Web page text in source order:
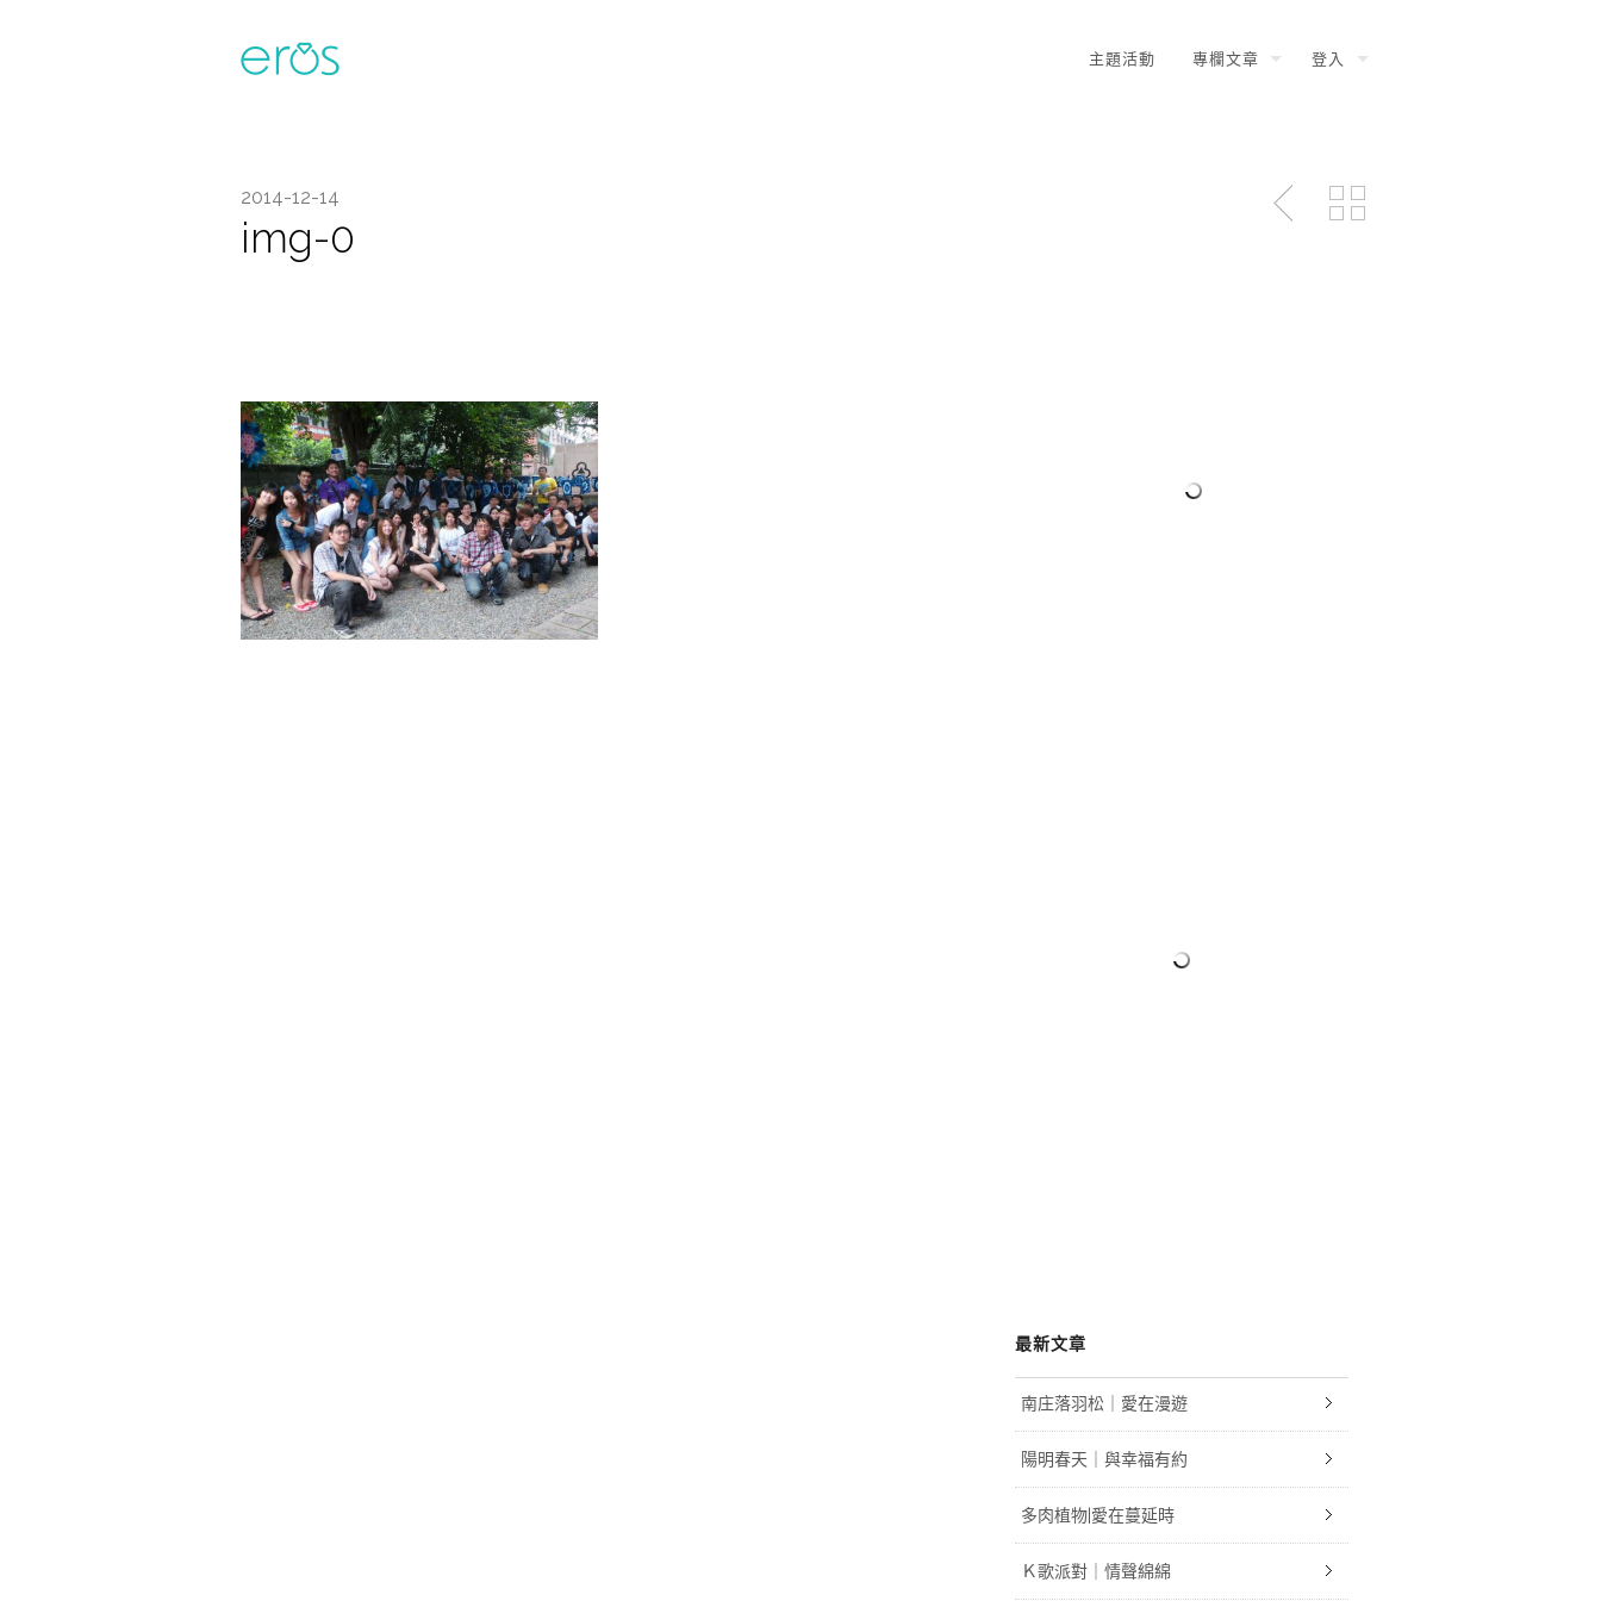
主題活動 專欄文章 登入
2014-12-14
img-0
最新文章
南庄落羽松｜愛在漫遊
陽明春天｜與幸福有約
多肉植物|愛在蔓延時
Ｋ歌派對｜情聲綿綿